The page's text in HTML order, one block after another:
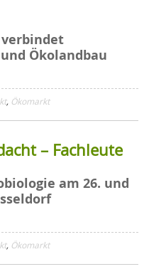
verbindet
Ökolandbau
, Ökomarkt
– Fachleute
am 26. und
, Ökomarkt